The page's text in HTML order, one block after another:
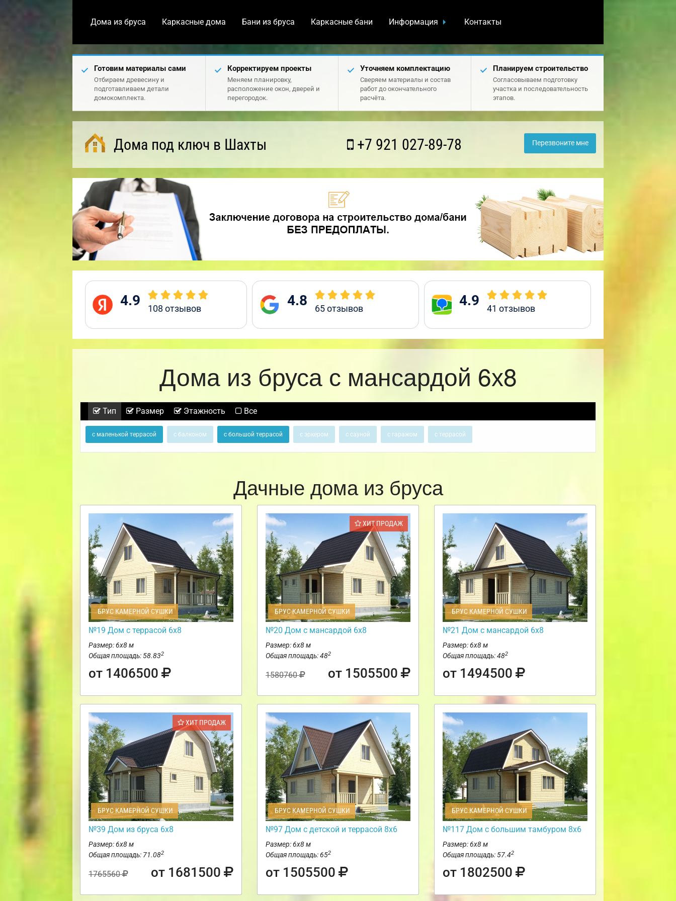
Дома из бруса Каркасные дома Бани из бруса Каркасные бани Информация Контакты
Готовим материалы сами
Отбираем древесину и
подготавливаем детали
домокомплекта.
Корректируем проекты
Меняем планировку,
расположение окон, дверей и
перегородок.
Уточняем комплектацию
Сверяем материалы и состав
работ до окончательного
расчёта.
Планируем строительство
Согласовываем подготовку
участка и последовательность
этапов.
Дома под ключ в Шахты +7 921 027-89-78 Перезвоните мне
4.9 108 отзывов 4.8 65отзывов 4.9 41 отзывов
Дома из бруса с мансардой 6х8
Тип Размер Этажность Все
с маленькой террасой с балконом с большой террасой с эркером с сауной с гаражом с террасой
Дачные дома из бруса
БРУС КАМЕРНОЙ СУШКИ
№19 Дом с террасой 6х8
Размер: 6х8 м
Общая площадь: 58.832
от 1406500
ХИТ ПРОДАЖ
БРУС КАМЕРНОЙ СУШКИ
№20 Дом с мансардой 6х8
Размер: 6х8 м
Общая площадь: 482
1580760 от 1505500
БРУС КАМЕРНОЙ СУШКИ
№21 Дом с мансардой 6х8
Размер: 6х8 м
Общая площадь: 482
от 1494500
ХИТ ПРОДАЖ
БРУС КАМЕРНОЙ СУШКИ
№39 Дом из бруса 6х8
Размер: 6х8 м
Общая площадь: 71.082
1765560 от 1681500
БРУС КАМЕРНОЙ СУШКИ
№97 Дом с детской и террасой 8х6
Размер: 6х8 м
Общая площадь: 652
от 1505500
БРУС КАМЕРНОЙ СУШКИ
№117 Дом с большим тамбуром 8х6
Размер: 6х8 м
Общая площадь: 57.42
от 1802500